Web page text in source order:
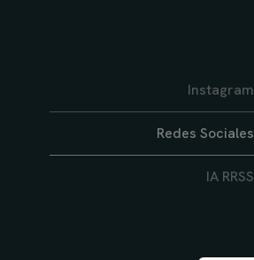
Instagram
Redes Sociales
IA RRSS